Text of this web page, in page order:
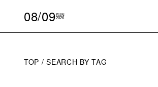
08/09SUN
2026
TOP SEARCH BY TAG